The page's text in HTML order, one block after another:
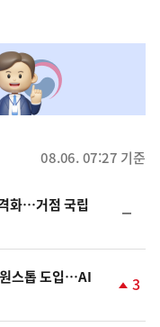
08.06. 07:27 기준
화…거점 국립
일
스톱 도입…AI
계
3